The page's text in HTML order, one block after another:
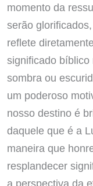
momento da
serão
reflete
significado
sombra ou
um poderoso
nosso destino é
daquele que é a
maneira que
resplandecer
a perspectiva da